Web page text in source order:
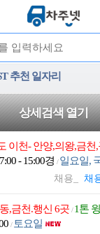
추천 일자리
상세검색 열기
이천- 안양,의왕,금천
- 15:00경/ 일요일,
채용_ 채
,금천.행신 6곳/ 1톤
/ 토요일